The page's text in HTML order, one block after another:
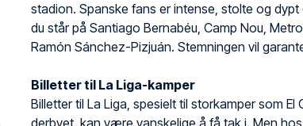
stadion. Spanske fans er intense, stolte og
du står på Santiago Bernabéu, Camp Nou,
Ramón Sánchez-Pizjuán. Stemningen vil
Billetter til La Liga-kamper
Billetter til La Liga, spesielt til storkamper som El
derbyet, kan være vanskelige å få tak i. Men